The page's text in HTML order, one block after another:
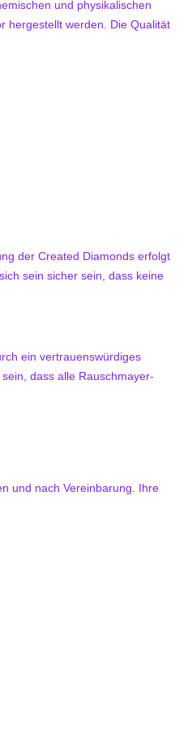
und physikalischen
hergestellt werden. Die Qualität
der Created Diamonds erfolgt
sein sicher sein, dass keine
ein vertrauenswürdiges
dass alle Rauschmayer-
und nach Vereinbarung. Ihre